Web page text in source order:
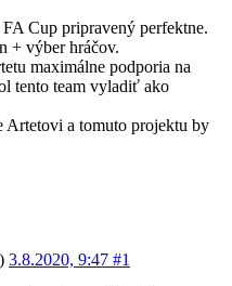
Cup pripravený perfektne.
+ výber hráčov.
maximálne podporia na
tento team vyladiť ako
Artetovi a tomuto projektu by
3.8.2020, 9:47 #1